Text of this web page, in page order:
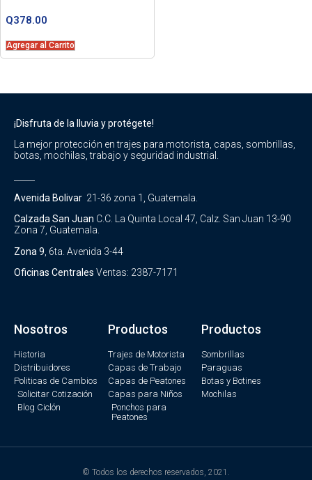
Q378.00
Agregar al Carrito
¡Disfruta de la lluvia y protégete!
La mejor protección en trajes para motorista, capas, sombrillas,
botas, mochilas, trabajo y seguridad industrial.
Avenida Bolivar 21-36 zona 1, Guatemala.
Calzada San Juan C.C. La Quinta Local 47, Calz. San Juan 13-90
Zona 7, Guatemala.
Zona 9 , 6ta. Avenida 3-44
Oficinas Centrales Ventas: 2387-7171
Nosotros
Historia
Distribuidores
Politicas de Cambios
Solicitar Cotización
Blog Ciclón
Productos
Trajes de Motorista
Capas de Trabajo
Capas de Peatones
Capas para Niños
Ponchos para
Peatones
Productos
Sombrillas
Paraguas
Botas y Botines
Mochilas
© Todos los derechos reservados, 2021.